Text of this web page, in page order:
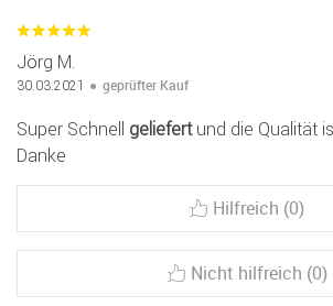
Jörg M.
30.03.2021 geprüfter Kauf
Super Schnell geliefertund die Qualität
Danke
Hilfreich (0)
Nicht hilfreich (0)